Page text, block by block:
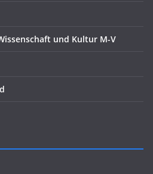
und Kultur M-V